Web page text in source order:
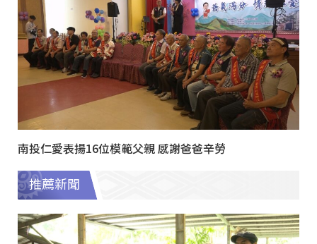
南投仁愛表揚16位模範父親 感謝爸爸辛勞
推薦新聞